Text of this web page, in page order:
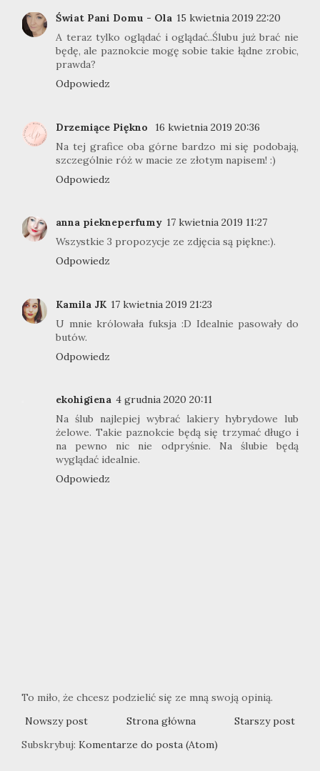
Świat Pani Domu - Ola 15 kwietnia 2019 22:20
A teraz tylko oglądać i oglądać..Ślubu już brać nie
będę, ale paznokcie mogę sobie takie łądne zrobic,
prawda?
Odpowiedz
Drzemiące Piękno
16 kwietnia 2019 20:36
Na tej grafice oba górne bardzo mi się podobają,
szczególnie róż w macie ze złotym napisem! :)
Odpowiedz
anna piekneperfumy 17 kwietnia 2019 11:27
Wszystkie 3 propozycje ze zdjęcia są piękne:).
Odpowiedz
Kamila JK 17 kwietnia 2019 21:23
U mnie królowała fuksja :D Idealnie pasowały do
butów.
Odpowiedz
ekohigiena 4 grudnia 2020 20:11
Na ślub najlepiej wybrać lakiery hybrydowe lub
żelowe. Takie paznokcie będą się trzymać długo i
na pewno nic nie odpryśnie. Na ślubie będą
wyglądać idealnie.
Odpowiedz
To miło, że chcesz podzielić się ze mną swoją opinią.
Nowszy post
Starszy post
Strona główna
Subskrybuj: Komentarze do posta (Atom)